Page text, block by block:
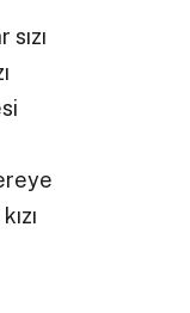
sızı